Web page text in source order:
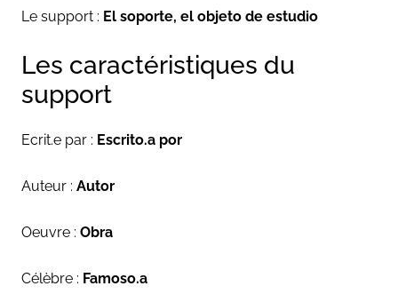
Le support : El soporte, el objeto de estudio
Les caractéristiques du
support
Ecrit.e par : Escrito.a por
Auteur : Autor
Oeuvre : Obra
Célèbre : Famoso.a